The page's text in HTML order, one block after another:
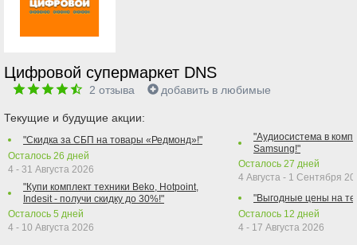
Цифровой супермаркет DNS
2 отзыва добавить в любимые
Текущие и будущие акции:
"Скидка за СБП на товары «Редмонд»!"
Осталось 26 дней
4 - 31 Августа 2026
"Купи комплект техники Beko, Hotpoint,
Indesit - получи скидку до 30%!"
Осталось 5 дней
4 - 10 Августа 2026
"Аудиосистема в
Samsung!"
Осталось 27 дней
4 Августа - 1 Сентября
"Выгодные цены на
Осталось 12 дней
4 - 17 Августа 2026